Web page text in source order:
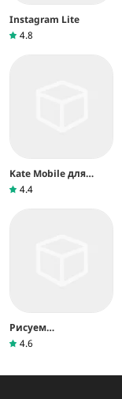
Instagram Lite
4.8
Kate Mobile для
ВКонтакте
4.4
Рисуем
Мультфильмы 2
4.6